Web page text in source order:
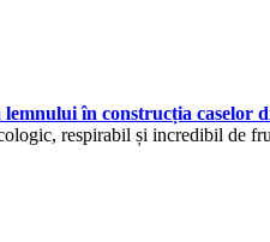
lemnului în construcția caselor
respirabil și incredibil de